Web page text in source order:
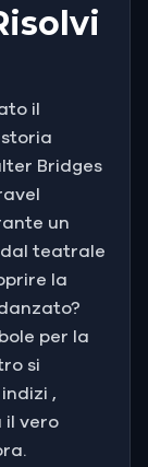
il
Bridges
un
teatrale
la
per la
si
,
il vero